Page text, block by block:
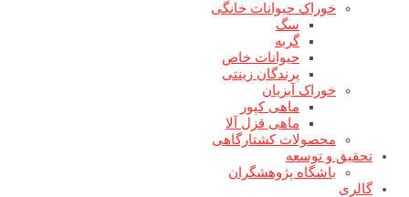
خوراک حیوانات خانگی
سگ
گربه
حیوانات خاص
پرندگان زینتی
خوراک آبزیان
ماهی کپور
ماهی قزل آلا
محصولات کشتارگاهی
تحقیق و توسعه
باشگاه پژوهشگران
گالری